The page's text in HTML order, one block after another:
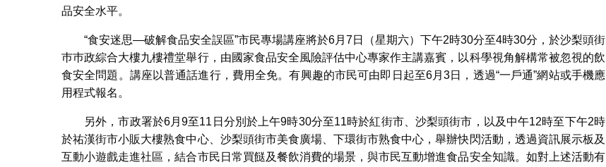
品安全水平。
“食安迷思—破解食品安全誤區”市民專場講座將於6月7日（星期六）下午2時30分至4時30分，於沙梨頭街
巿巿政綜合大樓九樓禮堂舉行，由國家食品安全風險評估中心專家作主講嘉賓，以科學視角解構常被忽視的飲
食安全問題。講座以普通話進行，費用全免。有興趣的市民可由即日起至6月3日，透過“一戶通”網站或手機應
用程式報名。
另外，市政署於6月9至11日分別於上午9時30分至11時於紅街市、沙梨頭街市，以及中午12時至下午2時
於祐漢街市小販大樓熟食中心、沙梨頭街市美食廣場、下環街市熟食中心，舉辦快閃活動，透過資訊展示板及
互動小遊戲走進社區，結合市民日常買餸及餐飲消費的場景，與市民互動增進食品安全知識。如對上述活動有